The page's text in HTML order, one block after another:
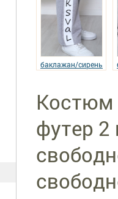
баклажан/сирень
Костюм
футер